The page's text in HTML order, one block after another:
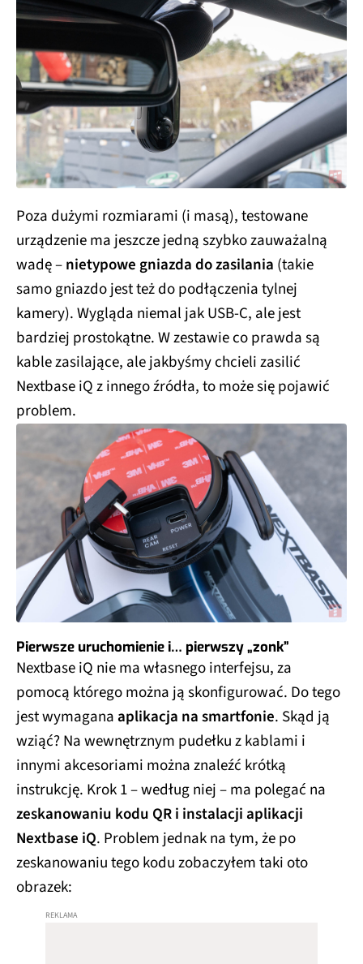
Poza dużymi rozmiarami (i masą), testowane
urządzenie ma jeszcze jedną szybko zauważalną
wadę –nietypowe gniazda do zasilania (takie
samo gniazdo jest też do podłączenia tylnej
kamery). Wygląda niemal jak USB-C, ale jest
bardziej prostokątne. W zestawie co prawda są
kable zasilające, ale jakbyśmy chcieli zasilić
Nextbase iQ z innego źródła, to może się pojawić
problem.
Pierwsze uruchomienie i… pierwszy „zonk”
Nextbase iQ nie ma własnego interfejsu, za
pomocą którego można ją skonfigurować. Do tego
jest wymaganaaplikacja na smartfonie. Skąd ją
wziąć? Na wewnętrznym pudełku z kablami i
innymi akcesoriami można znaleźć krótką
instrukcję. Krok 1 – według niej – ma polegać na
zeskanowaniu kodu QR i instalacji aplikacji
Nextbase iQ. Problem jednak na tym, że po
zeskanowaniu tego kodu zobaczyłem taki oto
obrazek: